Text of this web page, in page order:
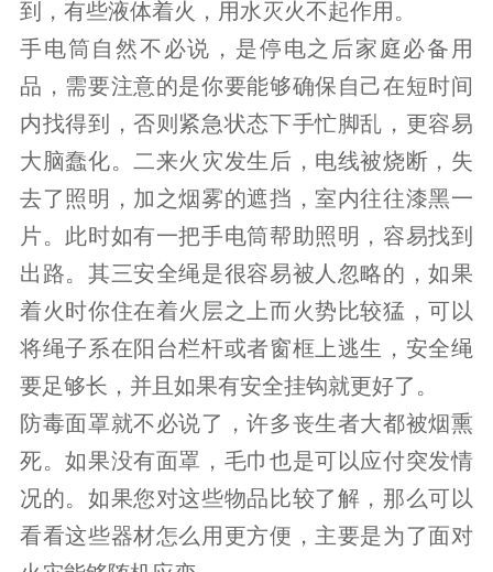
到，有些液体着火，用水灭火不起作用。
手电筒自然不必说，是停电之后家庭必备用
品，需要注意的是你要能够确保自己在短时间
内找得到，否则紧急状态下手忙脚乱，更容易
大脑蠢化。二来火灾发生后，电线被烧断，失
去了照明，加之烟雾的遮挡，室内往往漆黑一
片。此时如有一把手电筒帮助照明，容易找到
出路。其三安全绳是很容易被人忽略的，如果
着火时你住在着火层之上而火势比较猛，可以
将绳子系在阳台栏杆或者窗框上逃生，安全绳
要足够长，并且如果有安全挂钩就更好了。
防毒面罩就不必说了，许多丧生者大都被烟熏
死。如果没有面罩，毛巾也是可以应付突发情
况的。如果您对这些物品比较了解，那么可以
看看这些器材怎么用更方便，主要是为了面对